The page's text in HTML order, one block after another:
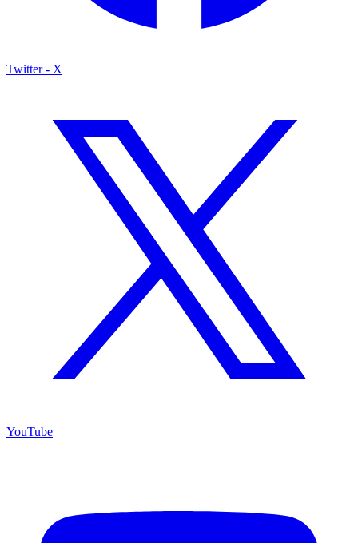
Twitter - X
YouTube